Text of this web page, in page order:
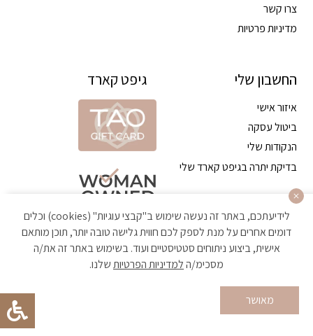
צרו קשר
מדיניות פרטיות
החשבון שלי
איזור אישי
ביטול עסקה
הנקודות שלי
בדיקת יתרה בגיפט קארד שלי
גיפט קארד
הקניה באתר מאובטחת ועומדת בתקן האבטחה הגבוה ביותר
לידיעתכם, באתר זה נעשה שימוש ב"קבצי עוגיות" (cookies) וכלים
דומים אחרים על מנת לספק לכם חווית גלישה טובה יותר, תוכן מותאם
אישית, ביצוע ניתוחים סטטיסטיים ועוד. בשימוש באתר זה את/ה
מסכימ/הלמדיניות הפרטיותשלנו.
מאושר